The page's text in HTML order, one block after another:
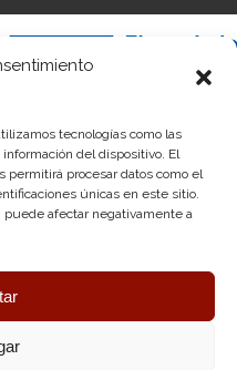
tecnologías como las
del dispositivo. El
permitirá procesar datos como el
únicas en este sitio.
afectar negativamente a
Sin embargo, los
son únicamente los del autor o
los de la Unión Europea o la
ni la Comisión Europea pueden
por